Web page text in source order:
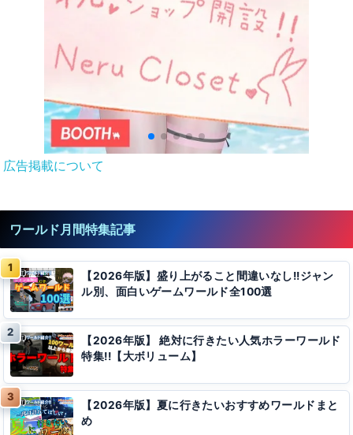
広告掲載について
ワールド月間特集記事
【2026年版】盛り上がること間違いなし!!ジャン
ル別、面白いゲームワールド全100選
【2026年版】 絶対に行きたい人気ホラーワールド
特集!!【大ボリューム】
【2026年版】夏に行きたいおすすめワールドまと
め